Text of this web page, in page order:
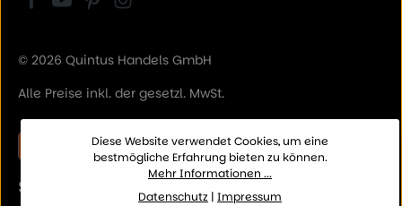
© 2026 Quintus Handels GmbH
Alle Preise inkl. der gesetzl. MwSt.
Vertrag widerrufen
SERVICE
Diese Website verwendet Cookies, um eine
bestmögliche Erfahrung bieten zu können.
Mehr Informationen ...
Datenschutz | Impressum